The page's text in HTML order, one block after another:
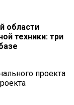
области
техники: три
проекта